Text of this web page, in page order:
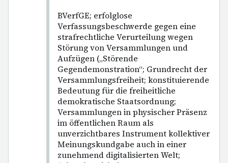
BVerfGE; erfolglose
Verfassungsbeschwerde gegen eine
strafrechtliche Verurteilung wegen
Störung von Versammlungen und
Aufzügen („Störende
Gegendemonstration“; Grundrecht der
Versammlungsfreiheit; konstituierende
Bedeutung für die freiheitliche
demokratische Staatsordnung;
Versammlungen in physischer Präsenz
im öffentlichen Raum als
unverzichtbares Instrument kollektiver
Meinungskundgabe auch in einer
zunehmend digitalisierten Welt;